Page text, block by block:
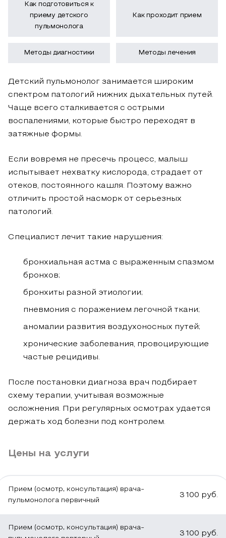
Как подготовиться к
приему детского
пульмонолога
Как проходит прием
Методы диагностики Методы лечения
Детский пульмонолог занимается широким
спектром патологий нижних дыхательных путей.
Чаще всего сталкивается с острыми
воспалениями, которые быстро переходят в
затяжные формы.
Если вовремя не пресечь процесс, малыш
испытывает нехватку кислорода, страдает от
отеков, постоянного кашля. Поэтому важно
отличить простой насморк от серьезных
патологий.
Специалист лечит такие нарушения:
бронхиальная астма с выраженным спазмом
бронхов;
бронхиты разной этиологии;
пневмония с поражением легочной ткани;
аномалии развития воздухоносных путей;
хронические заболевания, провоцирующие
частые рецидивы.
После постановки диагноза врач подбирает
схему терапии, учитывая возможные
осложнения. При регулярных осмотрах удается
держать ход болезни под контролем.
стоит
при
появлении
дыхания,
консультации
упрощает
и
визите
первым
делом
подробные
распознавание
бронхолегочной
системы
на
лечения
от
диагноза,
симптомов,
Цены на услуги
Прием (осмотр, консультация) врача-
пульмонолога первичный
3 100 руб.
Прием (осмотр, консультация) врача-
3 100 руб.